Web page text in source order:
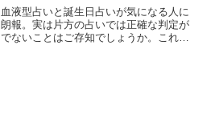
血液型占いと誕生日占いが気になる人に
朗報。実は片方の占いでは正確な判定が
でないことはご存知でしょうか。これら